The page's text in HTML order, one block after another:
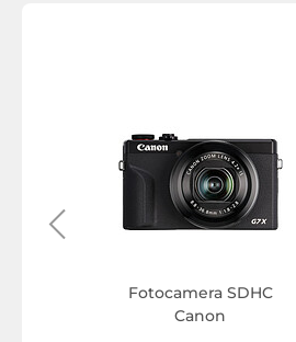
Fotocamera SDHC
Canon